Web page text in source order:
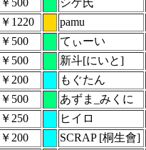
￥500 シゲ氏
￥1220 pamu
￥500 てぃーい
￥500 新斗[にいと]
￥200 もぐたん
￥500 あずま_みくに
￥250 ヒイロ
￥200
SCRAP [桐生會]